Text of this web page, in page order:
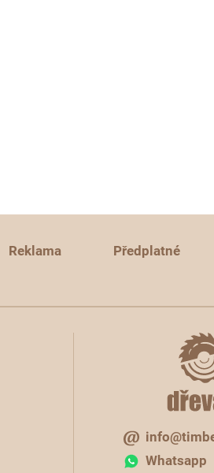
Reklama Předplatné
Whatsapp